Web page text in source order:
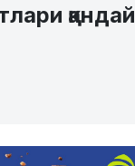
қандай